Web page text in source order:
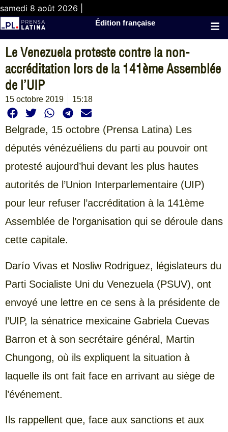
samedi 8 août 2026 |
Édition française
Le Venezuela proteste contre la non-
accréditation lors de la 141ème Assemblée
de l’UIP
15 octobre 2019 15:18
Belgrade, 15 octobre (Prensa Latina) Les
députés vénézuéliens du parti au pouvoir ont
protesté aujourd’hui devant les plus hautes
autorités de l’Union Interparlementaire (UIP)
pour leur refuser l’accréditation à la 141ème
Assemblée de l’organisation qui se déroule dans
cette capitale.
Darío Vivas et Nosliw Rodriguez, législateurs du
Parti Socialiste Uni du Venezuela (PSUV), ont
envoyé une lettre en ce sens à la présidente de
l’UIP, la sénatrice mexicaine Gabriela Cuevas
Barron et à son secrétaire général, Martin
Chungong, où ils expliquent la situation à
laquelle ils ont fait face en arrivant au siège de
l’événement.
Ils rappellent que, face aux sanctions et aux